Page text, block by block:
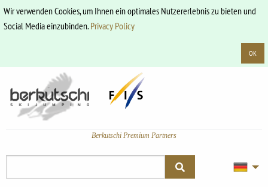
Wir verwenden Cookies, um Ihnen ein optimales Nutzererlebnis zu bieten und
Social Media einzubinden.Privacy Policy
OK
Berkutschi Premium Partners